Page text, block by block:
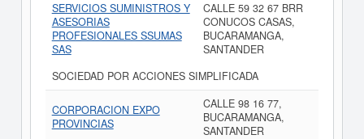
SERVICIOS SUMINISTROS Y
ASESORIAS
PROFESIONALES SSUMAS
SAS
CALLE 59 32 67 BRR
CONUCOS CASAS,
BUCARAMANGA,
SANTANDER
SOCIEDAD POR ACCIONES SIMPLIFICADA
CORPORACION EXPO
PROVINCIAS
CALLE 98 16 77,
BUCARAMANGA,
SANTANDER